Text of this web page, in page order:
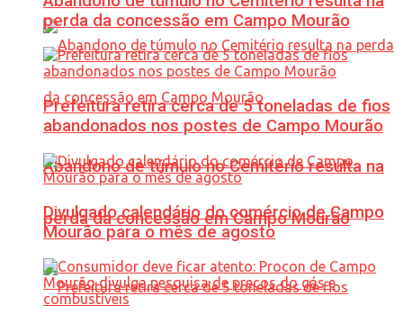
Abandono de túmulo no Cemitério resulta na
perda da concessão em Campo Mourão
perda da concessão em Campo Mourão
Prefeitura retira cerca de 5 toneladas de fios
abandonados nos postes de Campo Mourão
Divulgado calendário do comércio de Campo
Mourão para o mês de agosto